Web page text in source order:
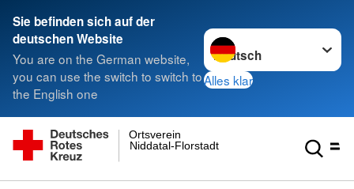
Sie befinden sich auf der
deutschen Website
You are on the German website,
you can use the switch to switch to
the English one
Sprache wechseln zu
Alles klar
Niddatal-Florstadt
Ortsverein